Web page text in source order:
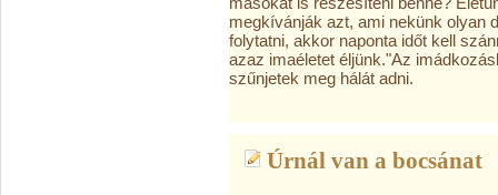
megkívánják azt, ami nekünk olyan
folytatni, akkor naponta időt kell
azaz imaéletet éljünk."Az
szűnjetek meg hálát adni.
Úrnál van a bocsánat